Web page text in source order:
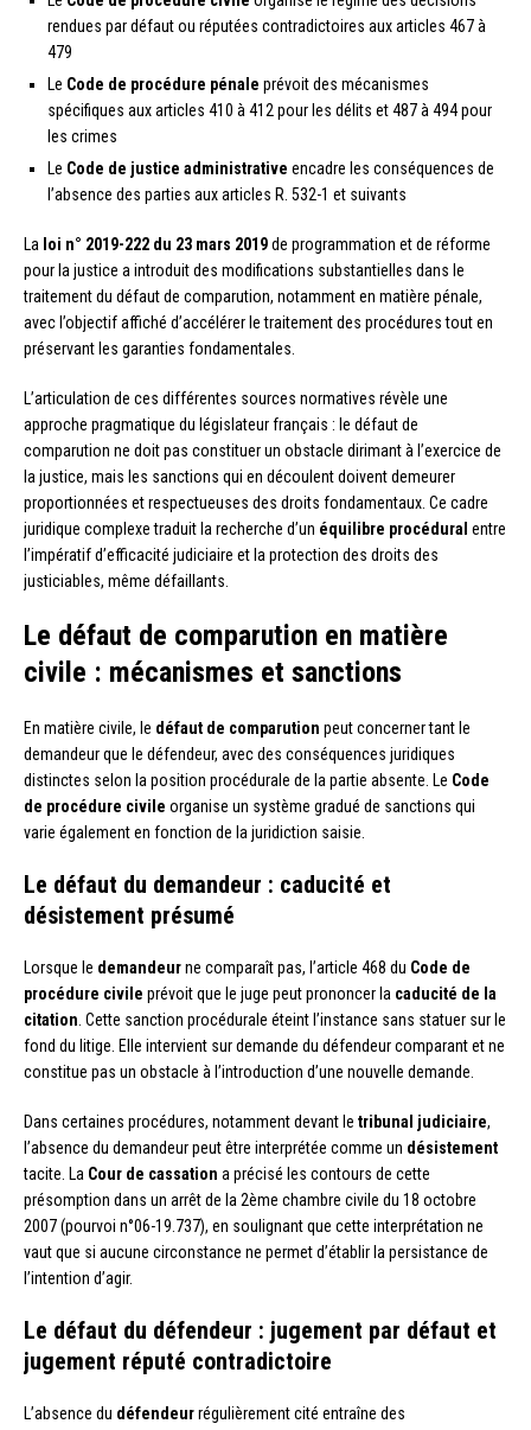
rendues par défaut ou réputées contradictoires aux articles 467 à
479
Le Code de procédure pénale prévoit des mécanismes
spécifiques aux articles 410 à 412 pour les délits et 487 à 494 pour
les crimes
Le Code de justice administrative encadre les conséquences de
l’absence des parties aux articles R. 532-1 et suivants
La loi n° 2019-222 du 23 mars 2019de programmation et de réforme
pour la justice a introduit des modifications substantielles dans le
traitement du défaut de comparution, notamment en matière pénale,
avec l’objectif affiché d’accélérer le traitement des procédures tout en
préservant les garanties fondamentales.
L’articulation de ces différentes sources normatives révèle une
approche pragmatique du législateur français : le défaut de
comparution ne doit pas constituer un obstacle dirimant à l’exercice de
la justice, mais les sanctions qui en découlent doivent demeurer
proportionnées et respectueuses des droits fondamentaux. Ce cadre
juridique complexe traduit la recherche d’un équilibre procédural entre
l’impératif d’efficacité judiciaire et la protection des droits des
justiciables, même défaillants.
Le défaut de comparution en matière
civile : mécanismes et sanctions
En matière civile, le défaut de comparution peut concerner tant le
demandeur que le défendeur, avec des conséquences juridiques
distinctes selon la position procédurale de la partie absente. Le Code
de procédure civile organise un système gradué de sanctions qui
varie également en fonction de la juridiction saisie.
Le défaut du demandeur : caducité et
désistement présumé
Lorsque le demandeurne comparaît pas, l’article 468 du Code de
procédure civile prévoit que le juge peut prononcer la caducité de la
citation . Cette sanction procédurale éteint l’instance sans statuer sur le
fond du litige. Elle intervient sur demande du défendeur comparant et ne
constitue pas un obstacle à l’introduction d’une nouvelle demande.
Dans certaines procédures, notamment devant le tribunal judiciaire,
l’absence du demandeur peut être interprétée comme un désistement
tacite. La Cour de cassation a précisé les contours de cette
présomption dans un arrêt de la 2ème chambre civile du 18 octobre
2007 (pourvoi n°06-19.737), en soulignant que cette interprétation ne
vaut que si aucune circonstance ne permet d’établir la persistance de
l’intention d’agir.
Le défaut du défendeur : jugement par défaut et
jugement réputé contradictoire
L’absence du défendeurrégulièrement cité entraîne des